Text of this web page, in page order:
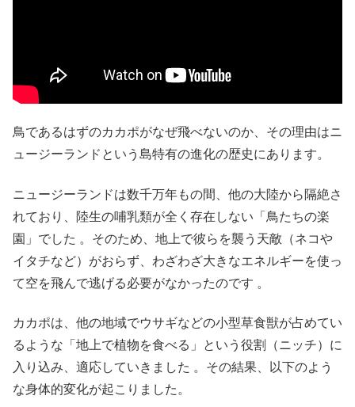
鳥であるはずのカカポがなぜ飛べないのか、その理由はニ
ュージーランドという島特有の進化の歴史にあります。
ニュージーランドは数千万年もの間、他の大陸から隔絶さ
れており、陸生の哺乳類が全く存在しない「鳥たちの楽
園」でした 。そのため、地上で彼らを襲う天敵（ネコや
イタチなど）がおらず、わざわざ大きなエネルギーを使っ
て空を飛んで逃げる必要がなかったのです 。
カカポは、他の地域でウサギなどの小型草食獣が占めてい
るような「地上で植物を食べる」という役割（ニッチ）に
入り込み、適応していきました 。その結果、以下のよう
な身体的変化が起こりました。